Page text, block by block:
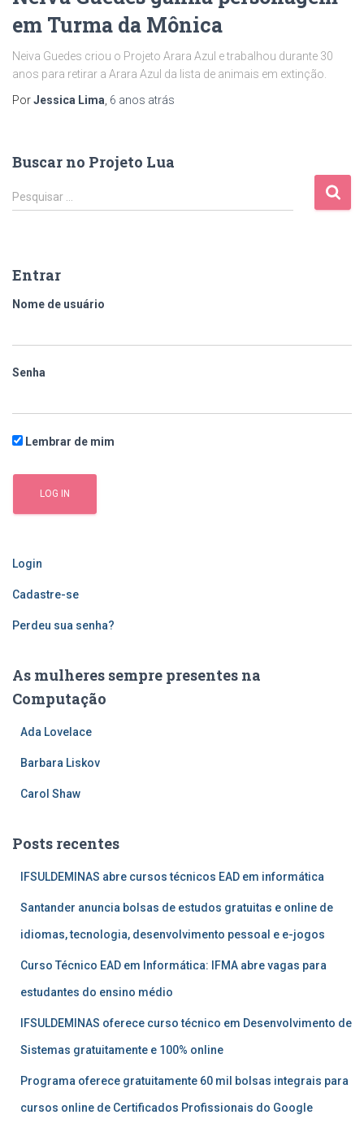
em Turma da Mônica
Neiva Guedes criou o Projeto Arara Azul e trabalhou durante 30
anos para retirar a Arara Azul da lista de animais em extinção.
PorJessica Lima 6 anos atrás
Buscar no Projeto Lua
Pesquisar …
Entrar
Nome de usuário
Senha
Lembrar de mim
Login
Cadastre-se
Perdeu sua senha?
As mulheres sempre presentes na
Computação
Ada Lovelace
Barbara Liskov
Carol Shaw
Posts recentes
IFSULDEMINAS abre cursos técnicos EAD em informática
Santander anuncia bolsas de estudos gratuitas e online de
idiomas, tecnologia, desenvolvimento pessoal e e-jogos
Curso Técnico EAD em Informática: IFMA abre vagas para
estudantes do ensino médio
IFSULDEMINAS oferece curso técnico em Desenvolvimento de
Sistemas gratuitamente e 100% online
Programa oferece gratuitamente 60 mil bolsas integrais para
cursos online de Certificados Profissionais do Google